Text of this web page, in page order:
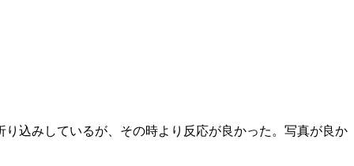
込みしているが、その時より反応が良かった。写真が良か